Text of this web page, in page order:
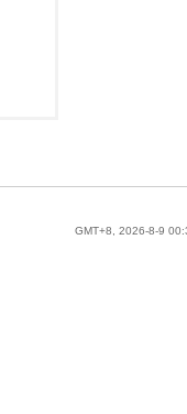
GMT+8, 2026-8-9